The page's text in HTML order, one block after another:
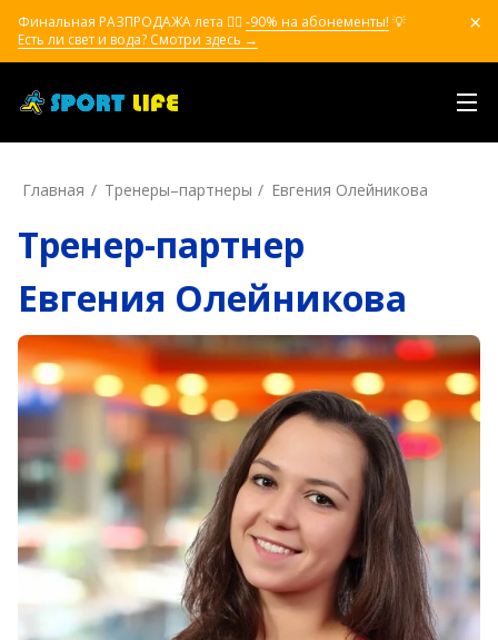
Финальная РАЗПРОДАЖА лета ❤️‍🔥 -90% на абонементы! 💡
Есть ли свет и вода? Смотри здесь →
Главная Тренеры–пapтнepы Евгения Олейникова
Тренер-партнер
Евгения Олейникова